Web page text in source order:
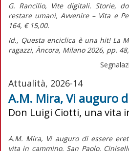
G. Rancilio, Vite digitali. Storie,
restare umani, Avvenire – Vita e
164, € 15,00.
Id., Questa enciclica è una hit! La
ragazzi, Àncora, Milano 2026, pp.
Attualità, 2026-14
A.M. Mira, Vi auguro
Don Luigi Ciotti, una vita
A.M. Mira, Vi auguro di essere
vita in cammino, San Paolo,